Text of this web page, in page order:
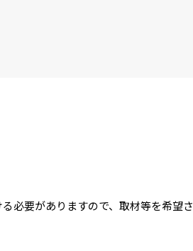
必要がありますので、取材等を希望